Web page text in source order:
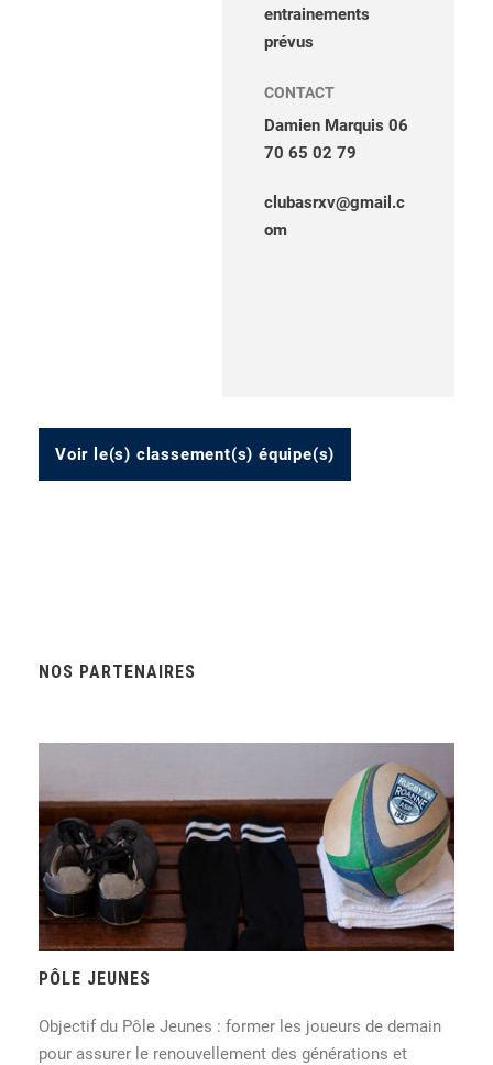
entrainements
prévus
CONTACT
Damien Marquis 06
70 65 02 79
clubasrxv@gmail.c
om
Voir le(s) classement(s) équipe(s)
NOS PARTENAIRES
PÔLE JEUNES
Objectif du Pôle Jeunes : former les joueurs de demain
pour assurer le renouvellement des générations et